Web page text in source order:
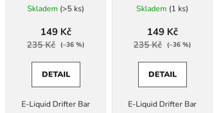
Skladem (>5 ks)
149 Kč
235 Kč (–36 %)
DETAIL
E-Liquid Drifter Bar
Skladem (1 ks)
149 Kč
235 Kč (–36 %)
DETAIL
E-Liquid Drifter Bar